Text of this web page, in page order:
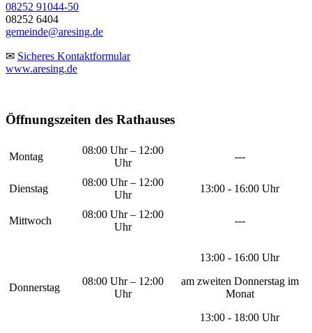
08252 91044-50
08252 6404
gemeinde@aresing.de
✉ Sicheres Kontaktformular
www.aresing.de
Öffnungszeiten des Rathauses
Montag
08:00 Uhr – 12:00
Uhr
---
Dienstag
08:00 Uhr – 12:00
Uhr
13:00 - 16:00 Uhr
Mittwoch
08:00 Uhr – 12:00
Uhr
---
Donnerstag
08:00 Uhr – 12:00
Uhr
13:00 - 16:00 Uhr
am zweiten Donnerstag im
Monat
13:00 - 18:00 Uhr